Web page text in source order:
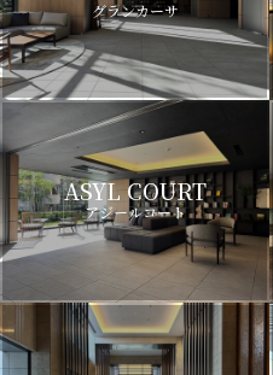
グランカーサ
ASYL COURT
アジールコート